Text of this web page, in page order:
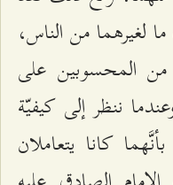
لغيرهما من الناس،
من المحسوبين على
ننظر إلى كيفيّة
كانا يتعاملان